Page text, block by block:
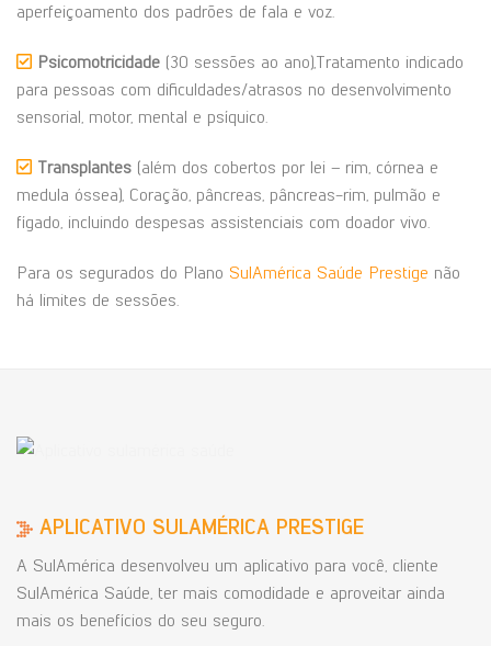
aperfeiçoamento dos padrões de fala e voz.
Psicomotricidade (30 sessões ao ano),Tratamento indicado
para pessoas com dificuldades/atrasos no desenvolvimento
sensorial, motor, mental e psíquico.
Transplantes (além dos cobertos por lei – rim, córnea e
medula óssea), Coração, pâncreas, pâncreas-rim, pulmão e
fígado, incluindo despesas assistenciais com doador vivo.
Para os segurados do Plano SulAmérica Saúde Prestige não
há limites de sessões.
APLICATIVO SULAMÉRICA PRESTIGE
A SulAmérica desenvolveu um aplicativo para você, cliente
SulAmérica Saúde, ter mais comodidade e aproveitar ainda
mais os benefícios do seu seguro.